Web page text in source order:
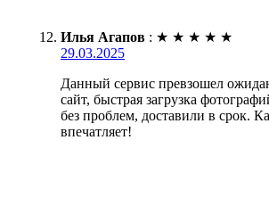
Илья Агапов : ★ ★ ★ ★ ★
29.03.2025
Данный сервис превзошел
сайт, быстрая загрузка
без проблем, доставили в срок.
впечатляет!